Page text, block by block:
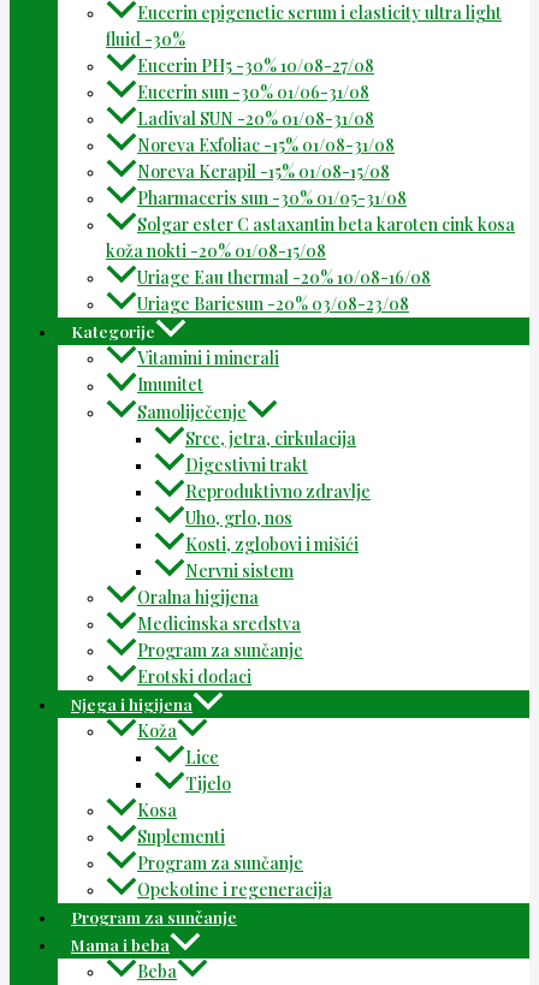
Eucerin epigenetic serum i elasticity ultra light
fluid -30%
Eucerin PH5 -30% 10/08-27/08
Eucerin sun -30% 01/06-31/08
Ladival SUN -20% 01/08-31/08
Noreva Exfoliac -15% 01/08-31/08
Noreva Kerapil -15% 01/08-15/08
Pharmaceris sun -30% 01/05-31/08
Solgar ester C astaxantin beta karoten cink kosa
koža nokti -20% 01/08-15/08
Uriage Eau thermal -20% 10/08-16/08
Uriage Bariesun -20% 03/08-23/08
Kategorije
Vitamini i minerali
Imunitet
Samoliječenje
Srce, jetra, cirkulacija
Digestivni trakt
Reproduktivno zdravlje
Uho, grlo, nos
Kosti, zglobovi i mišići
Nervni sistem
Oralna higijena
Medicinska sredstva
Program za sunčanje
Erotski dodaci
Njega i higijena
Koža
Lice
Tijelo
Kosa
Suplementi
Program za sunčanje
Opekotine i regeneracija
Program za sunčanje
Mama i beba
Beba